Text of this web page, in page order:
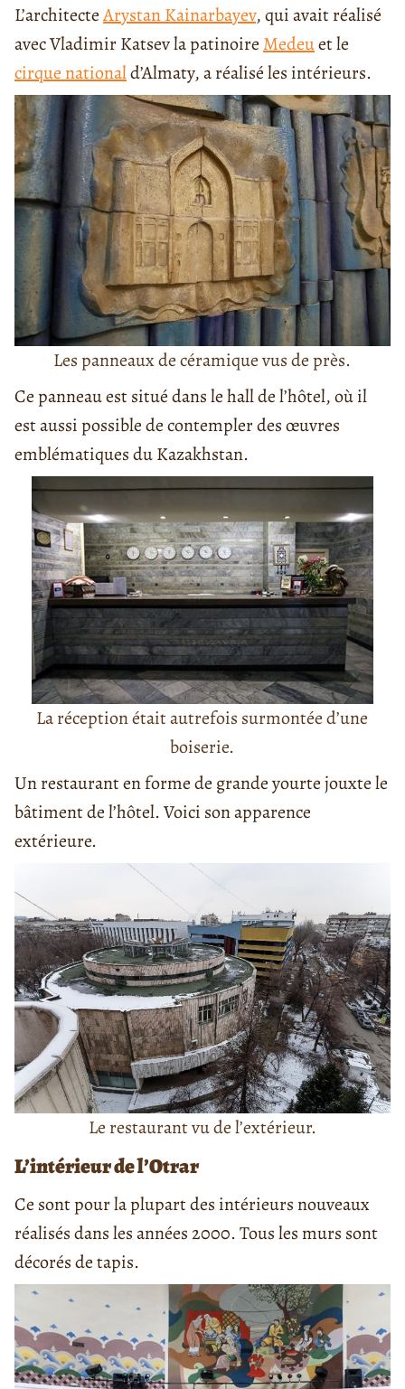
L’architecteArystan Kainarbayev, qui avait réalisé
avec Vladimir Katsev la patinoire Medeuet le
cirque nationald’Almaty, a réalisé les intérieurs.
Les panneaux de céramique vus de près.
Ce panneau est situé dans le hall de l’hôtel, où il
est aussi possible de contempler des œuvres
emblématiques du Kazakhstan.
La réception était autrefois surmontée d’une
boiserie.
Un restaurant en forme de grande yourte jouxte le
bâtiment de l’hôtel. Voici son apparence
extérieure.
Le restaurant vu de l’extérieur.
L’intérieur de l’Otrar
Ce sont pour la plupart des intérieurs nouveaux
réalisés dans les années 2000. Tous les murs sont
décorés de tapis.